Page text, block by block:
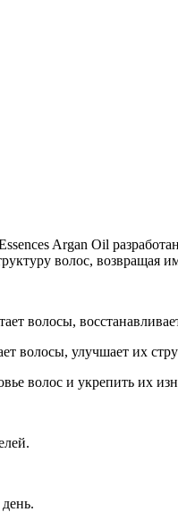
Argan Oil
волос, возвращая
волосы,
волосы, улучшает их
волос и укрепить их